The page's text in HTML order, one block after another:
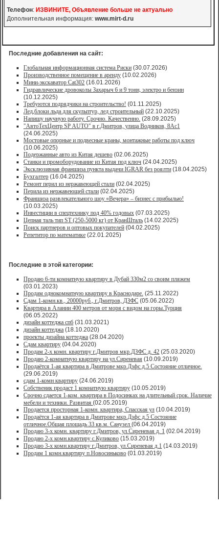
Телефон: ИЗВИНИТЕ, Объявление больше не актуально
Дополнительная информация: www.mirt-d.ru
Последние добавления на сайт:
Глобальная информационная система Риски (30.07.2026)
Производственное помещение в аренду (10.02.2026)
Мини-экскаватор Cat302 (16.01.2026)
Гидравлические дровоколы Захарыч 6 и 9 тонн, электро и бензин
(10.12.2025)
Требуются подрядчики на строительство! (01.11.2025)
Лед,блоки льда для скульптур, лед строительный (22.10.2025)
Напишу научную работу. Срочно. Качественно. (28.09.2025)
"АвтоТехЦентр SP AUTO" в г.Дмитров, улица Водников, 8Ас1
(24.06.2025)
Мостовые опорные и подвесные краны, монтажные работы под ключ
(10.06.2025)
Подержанные авто из Китая дешево (02.06.2025)
Станки и промоборудование из Китая под ключ (24.04.2025)
Эксклюзивная франшиза пункта выдачи IGRAR без роялти (18.04.2025)
Бухгалтер (16.04.2025)
Ремонт перил из нержавеющей стали (02.04.2025)
Перила из нержавеющей стали (02.04.2025)
Франшиза развлекательного шоу «Вечера» – бизнес с прибылью!
(10.03.2025)
Инвестиции в спецтехнику под 40% годовых (07.03.2025)
Цепная таль тип ST (250-5000 кг) от КранШталь (14.02.2025)
Поиск партнеров и оптовых покупателей (04.02.2025)
Репетитор по математике (22.01.2025)
Последние в этой категории:
Продаю 6-ти комнатную квартиру в Дубай 330м2 со своим пляжем
(03.01.2023)
Продам однокомнатную квартиру в Краснодаре. (25.11.2022)
Сдам 1-комн.кв., 20000руб., г.Дмитров, ДЗФС (05.06.2022)
Квартира в Алании 400 метров от моря с видом на горы.Турция
(06.05.2022)
дизайн коттеджа спб (31.03.2021)
дизайн коттеджа (18.10.2020)
проекты дизайна коттеджа (28.04.2020)
Сдам квартиру (04.04.2020)
Продам 2-х комн. квартиру г.Дмитров мкр.ДЗФС д. 42 (25.03.2020)
Продаю 2-комнатную квартиру на ул.Сиреневая (10.09.2019)
Продаётся 1-ая квартира в Дмитрове мкр.Дзфс д.5 Состояние отличное.
(29.06.2019)
сдам 1-комн квартиру (24.06.2019)
Собственик продаст 1 комнатную квартиру (10.05.2019)
Срочно сдается 1-ком. квартира в Подосинках на длительный срок. Наличие
мебели и техники. Развитая (02.05.2019)
Продается просторная 1-комн. квартира, Спасская ул (10.04.2019)
Продаётся 1-ая квартира в Дмитрове мкр.Дзфс д.5 Состояние
отличное.Общая площадь 33 кв.м. Санузел (06.04.2019)
Продаю 3-х комн. квартиру г.Дмитров, ул.Сиреневая д. 1 (02.04.2019)
Продаю 2-х комн.квартиру с.Куликово (15.03.2019)
Продаю 3-х комн.квартиру г.Дмитров, ул.Сиреневая д.1 (14.03.2019)
Продам 1 комн.квартиру п.Новосиньково (01.03.2019)